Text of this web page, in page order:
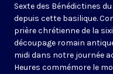
Sexte des Bénédictines du
depuis cette basilique.
prière chrétienne de la
découpage romain
midi dans notre journée
Heures commémore le